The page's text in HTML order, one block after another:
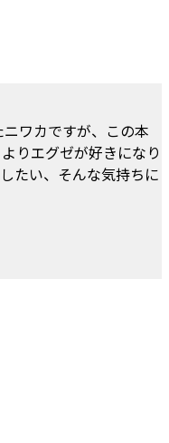
ワカですが、この本
りエグゼが好きになり
たい、そんな気持ちに